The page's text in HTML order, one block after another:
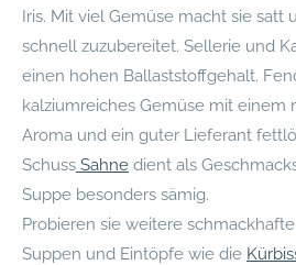
Iris. Mit viel Gemüse macht sie satt
schnell zuzubereitet. Sellerie und
einen hohen Ballaststoffgehalt.
kalziumreiches Gemüse mit einem
Aroma und ein guter Lieferant
Schuss Sahne dient als
Suppe besonders sämig.
Probieren sie weitere
Suppen und Eintöpfe wie die